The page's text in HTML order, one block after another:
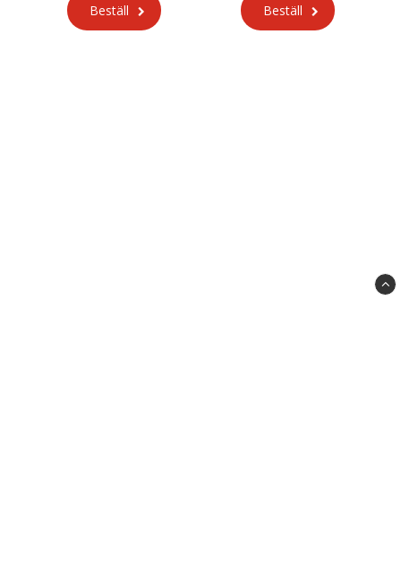
Beställ Beställ